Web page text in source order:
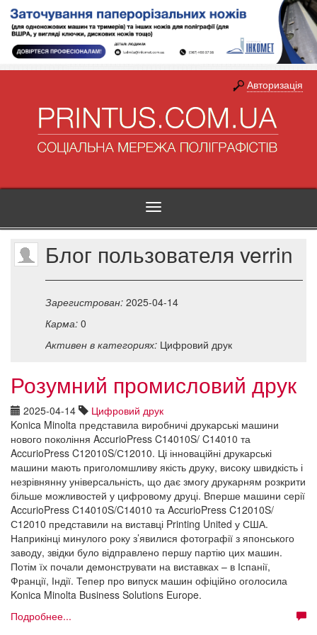
Авторизація
Toggle
Блог пользователя verrin
Зарегистрован: 2025-04-14
Карма: 0
Активен в категориях: Цифровий друк
Розумний промисловий друк
2025-04-14
Цифровий друк
Konica Minolta представила виробничі друкарські машини
нового покоління AccurioPress C14010S/ C14010 та
AccurioPress C12010S/С12010. Ці інноваційні друкарські
машини мають приголомшливу якість друку, високу швидкість і
незрівнянну універсальність, що дає змогу друкарням розкрити
більше можливостей у цифровому друці. Вперше машини серії
AccurioPress C14010S/C14010 та AccurioPress C12010S/
С12010 представили на виставці Printing United у США.
Наприкінці минулого року з’явилися фотографії з японського
заводу, звідки було відправлено першу партію цих машин.
Потім їх почали демонструвати на виставках – в Іспанії,
Франції, Індії. Тепер про випуск машин офіційно оголосила
Konica Minolta Business Solutions Europe.
Подробнее...